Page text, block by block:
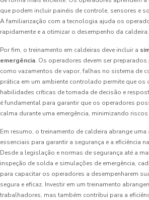
que podem incluir painéis de controle, sensores e
A familiarização com a tecnologia ajuda os
rapidamente e a otimizar o desempenho da caldeira.
Por fim, o treinamento em caldeiras deve incluir a
emergência. Os operadores devem ser
como vazamentos de vapor, falhas no sistema de
prática em um ambiente controlado permite que os
habilidades críticas de tomada de decisão e
é fundamental para garantir que os operadores
calma durante uma emergência, minimizando
Em resumo, o treinamento de caldeira abrange
essenciais para garantir a segurança e a eficiência
Desde a legislação e normas de segurança até a
inspeção de solda e simulações de emergência,
para capacitar os operadores a desempenharem
segura e eficaz. Investir em um treinamento
trabalhadores, mas também contribui para a